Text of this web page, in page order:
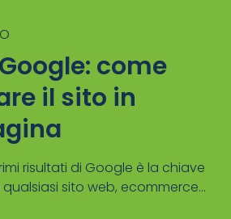
come
il sito in
risultati di Google è la chiave
sito web, ecommerce...